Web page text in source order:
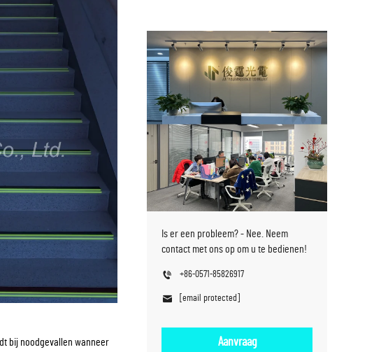
Is er een probleem? - Nee. Neem
contact met ons op om u te bedienen!
+86-0571-85826917
[email protected]
Aanvraag
bij noodgevallen wanneer